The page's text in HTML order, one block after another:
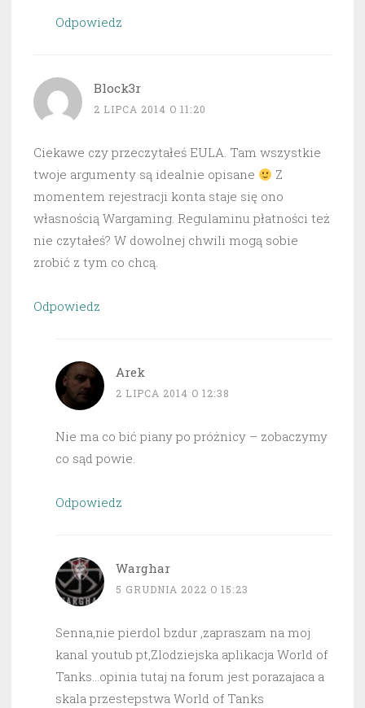
Odpowiedz
Block3r
2 LIPCA 2014 O 11:20
Ciekawe czy przeczytałeś EULA. Tam wszystkie
twoje argumenty są idealnie opisane
Z
momentem rejestracji konta staje się ono
własnością Wargaming. Regulaminu płatności też
nie czytałeś? W dowolnej chwili mogą sobie
zrobić z tym co chcą.
Odpowiedz
Arek
2 LIPCA 2014 O 12:38
Nie ma co bić piany po próżnicy – zobaczymy
co sąd powie.
Odpowiedz
Warghar
5 GRUDNIA 2022 O 15:23
Senna,nie pierdol bzdur ,zapraszam na moj
kanal youtub pt,Zlodziejska aplikacja World of
Tanks…opinia tutaj na forum jest porazajaca a
skala przestepstwa World of Tanks